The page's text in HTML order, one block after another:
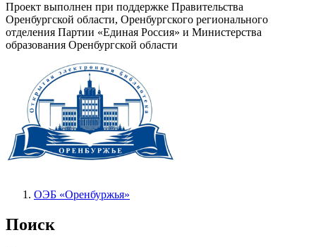
Проект выполнен при поддержке Правительства
Оренбургской области, Оренбургского регионального
отделения Партии «Единая Россия» и Министерства
образования Оренбургской области
ОЭБ «Оренбуржья»
Поиск